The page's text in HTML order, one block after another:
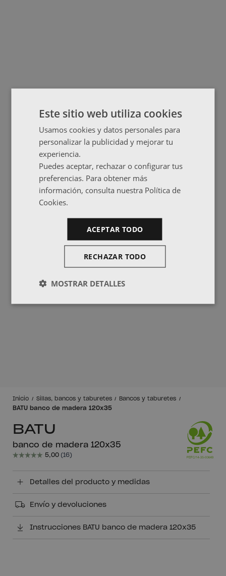
Inicio Sillas, bancos y taburetes Bancos y taburetes
BATU banco de madera 120x35
BATU
banco de madera 120x35
Detalles del producto y medidas
Envío y devoluciones
Instrucciones BATU banco de madera 120x35
Este sitio web utiliza cookies
Usamos cookies y datos personales para
personalizar la publicidad y mejorar tu
experiencia.
Puedes aceptar, rechazar o configurar tus
preferencias. Para obtener más
información, consulta nuestra Política de
Cookies.
ACEPTAR TODO
RECHAZAR TODO
MOSTRAR DETALLES